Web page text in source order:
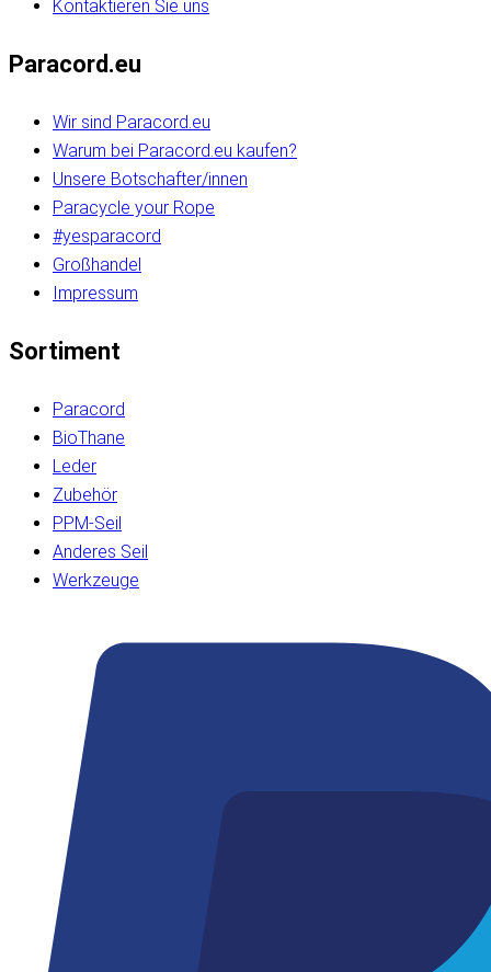
Kontaktieren Sie uns
Paracord.eu
Wir sind Paracord.eu
Warum bei Paracord.eu kaufen?
Unsere Botschafter/innen
Paracycle your Rope
#yesparacord
Großhandel
Impressum
Sortiment
Paracord
BioThane
Leder
Zubehör
PPM-Seil
Anderes Seil
Werkzeuge